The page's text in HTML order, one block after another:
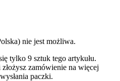
nie jest możliwa.
tylko 9 sztuk tego artykułu.
zamówienie na więcej
paczki.